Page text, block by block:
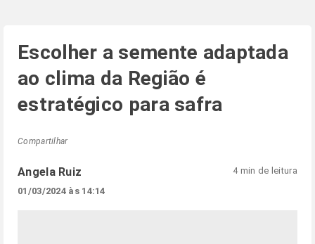
Escolher a semente adaptada
ao clima da Região é
estratégico para safra
Compartilhar
Angela Ruiz
01/03/2024 às 14:14
4 min de leitura